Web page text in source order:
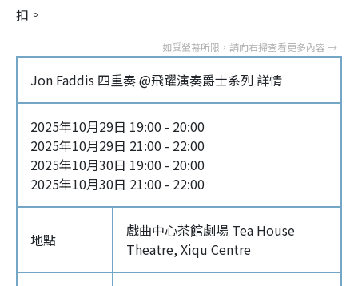
扣。
Jon Faddis 四重奏 @飛躍演奏爵士系列 詳情
2025年10月29日 19:00 - 20:00
2025年10月29日 21:00 - 22:00
2025年10月30日 19:00 - 20:00
2025年10月30日 21:00 - 22:00
地點
戲曲中心茶館劇場 Tea House
Theatre, Xiqu Centre